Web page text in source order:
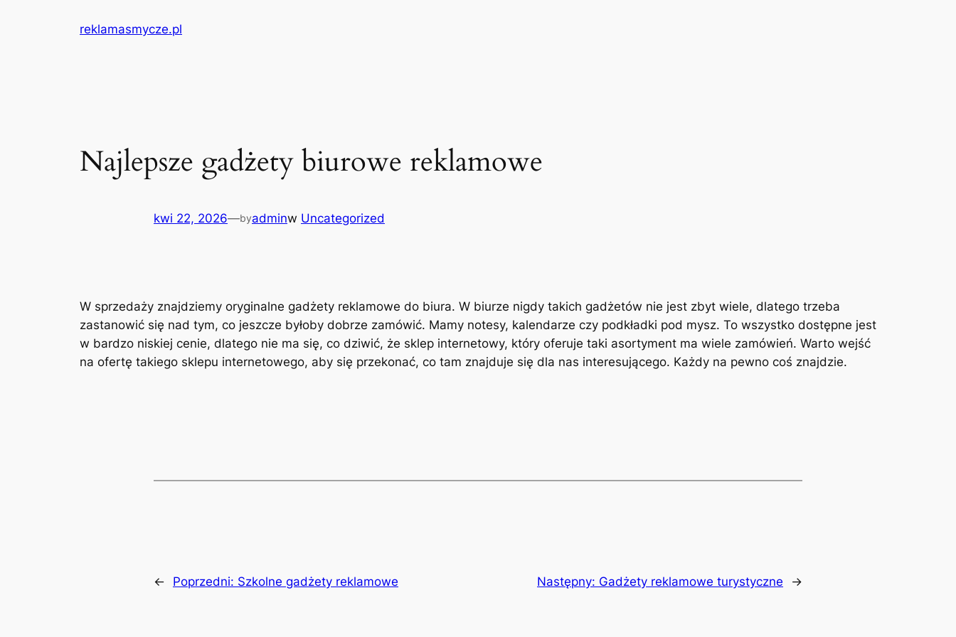
reklamasmycze.pl
Najlepsze gadżety biurowe reklamowe
kwi 22, 2026—byadminw Uncategorized
W sprzedaży znajdziemy oryginalne gadżety reklamowe do biura. W biurze nigdy takich gadżetów nie jest zbyt wiele, dlatego trzeba
zastanowić się nad tym, co jeszcze byłoby dobrze zamówić. Mamy notesy, kalendarze czy podkładki pod mysz. To wszystko dostępne jest
w bardzo niskiej cenie, dlatego nie ma się, co dziwić, że sklep internetowy, który oferuje taki asortyment ma wiele zamówień. Warto wejść
na ofertę takiego sklepu internetowego, aby się przekonać, co tam znajduje się dla nas interesującego. Każdy na pewno coś znajdzie.
← Poprzedni: Szkolne gadżety reklamowe Następny: Gadżety reklamowe turystyczne →